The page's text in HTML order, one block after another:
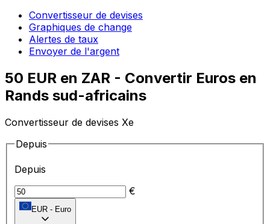
Convertisseur de devises
Graphiques de change
Alertes de taux
Envoyer de l'argent
50 EUR en ZAR - Convertir Euros en
Rands sud-africains
Convertisseur de devises Xe
Depuis
Depuis
€
EUR - Euro